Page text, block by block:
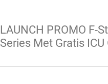
LAUNCH PROMO F-
Series Met Gratis ICU